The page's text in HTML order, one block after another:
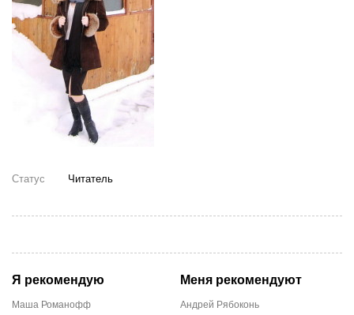
Статус Читатель
Я рекомендую
Mаша Романофф
Меня рекомендуют
Андрей Рябоконь